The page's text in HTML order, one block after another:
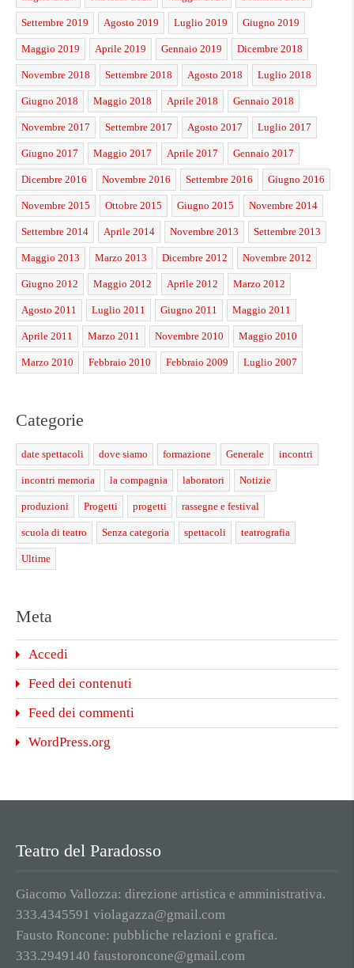
Settembre 2019 Agosto 2019 Luglio 2019 Giugno 2019
Maggio 2019 Aprile 2019 Gennaio 2019 Dicembre 2018
Novembre 2018 Settembre 2018 Agosto 2018 Luglio 2018
Giugno 2018 Maggio 2018 Aprile 2018 Gennaio 2018
Novembre 2017 Settembre 2017 Agosto 2017 Luglio 2017
Giugno 2017 Maggio 2017 Aprile 2017 Gennaio 2017
Dicembre 2016 Novembre 2016 Settembre 2016 Giugno 2016
Novembre 2015 Ottobre 2015 Giugno 2015 Novembre 2014
Settembre 2014 Aprile 2014 Novembre 2013 Settembre 2013
Maggio 2013 Marzo 2013 Dicembre 2012 Novembre 2012
Giugno 2012 Maggio 2012 Aprile 2012 Marzo 2012
Agosto 2011 Luglio 2011 Giugno 2011 Maggio 2011
Aprile 2011 Marzo 2011 Novembre 2010 Maggio 2010
Marzo 2010 Febbraio 2010 Febbraio 2009 Luglio 2007
Categorie
date spettacoli dove siamo formazione Generale incontri
incontri memoria la compagnia laboratori Notizie
produzioni Progetti progetti rassegne e festival
scuola di teatro Senza categoria spettacoli teatrografia
Ultime
Meta
Accedi
Feed dei contenuti
Feed dei commenti
WordPress.org
Teatro del Paradosso
Giacomo Vallozza: direzione artistica e amministrativa.
333.4345591 violagazza@gmail.com
Fausto Roncone: pubbliche relazioni e grafica.
333.2949140 faustoroncone@gmail.com